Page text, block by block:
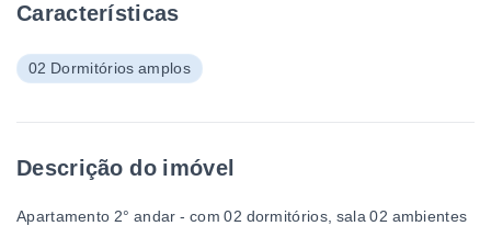
Características
02 Dormitórios amplos
Descrição do imóvel
Apartamento 2° andar - com 02 dormitórios, sala 02 ambientes